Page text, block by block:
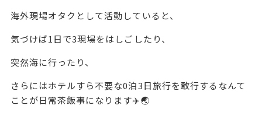
海外現場オタクとして活動していると、
気づけば1日で3現場をはしごしたり、
突然海に行ったり、
さらにはホテルすら不要な0泊3日旅行を敢行するなんて
ことが日常茶飯事になります✈️🌏